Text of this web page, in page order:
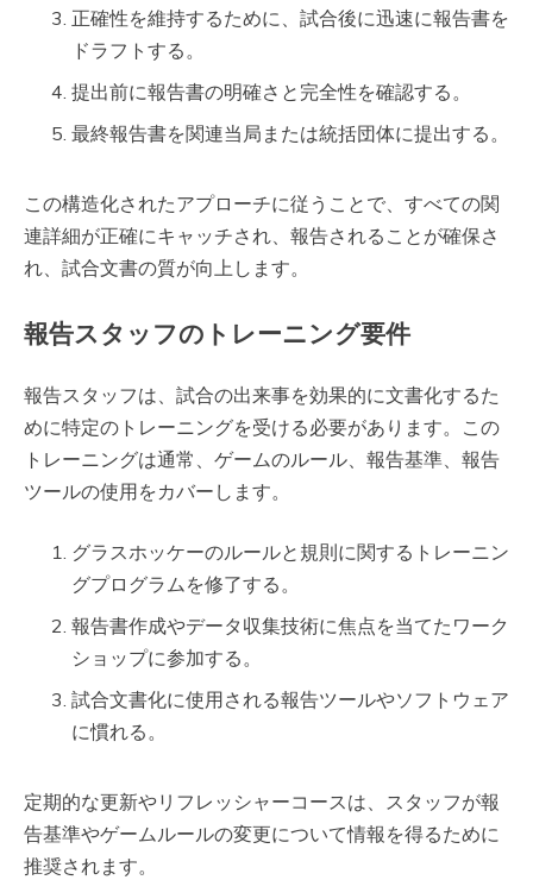
正確性を維持するために、試合後に迅速に報告書を
ドラフトする。
提出前に報告書の明確さと完全性を確認する。
最終報告書を関連当局または統括団体に提出する。
この構造化されたアプローチに従うことで、すべての関
連詳細が正確にキャッチされ、報告されることが確保さ
れ、試合文書の質が向上します。
報告スタッフのトレーニング要件
報告スタッフは、試合の出来事を効果的に文書化するた
めに特定のトレーニングを受ける必要があります。この
トレーニングは通常、ゲームのルール、報告基準、報告
ツールの使用をカバーします。
グラスホッケーのルールと規則に関するトレーニン
グプログラムを修了する。
報告書作成やデータ収集技術に焦点を当てたワーク
ショップに参加する。
試合文書化に使用される報告ツールやソフトウェア
に慣れる。
定期的な更新やリフレッシャーコースは、スタッフが報
告基準やゲームルールの変更について情報を得るために
推奨されます。